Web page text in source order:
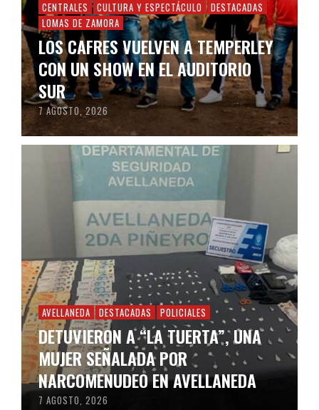
CENTRALES CULTURA Y ESPECTÁCULO
DESTACADAS
LOMAS DE ZAMORA
LOS CAFRES VUELVEN A TEMPERLEY
CON UN SHOW EN EL AUDITORIO
SUR
7 AGOSTO, 2026
AVELLANEDA DESTACADAS POLICIALES
DETUVIERON A “LA TUERTA”, UNA
MUJER SEÑALADA POR
NARCOMENUDEO EN AVELLANEDA
7 AGOSTO, 2026